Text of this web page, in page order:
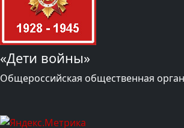
«Дети войны»
Общероссийская общественная